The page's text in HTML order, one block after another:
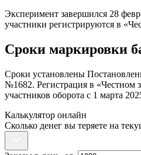
Эксперимент завершился 28
участники регистрируются в
Сроки маркировки
Сроки установлены
№1682. Регистрация в «Честном
участников оборота с 1 марта
Калькулятор онлайн
Сколько денег вы теряете на